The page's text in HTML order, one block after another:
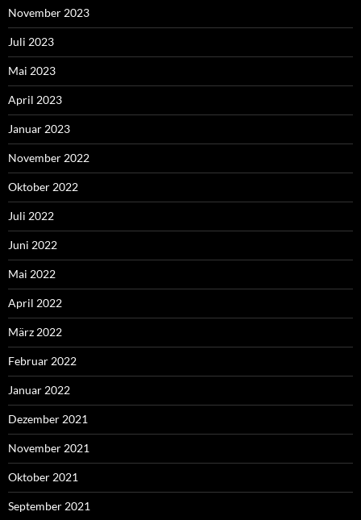
November 2023
Juli 2023
Mai 2023
April 2023
Januar 2023
November 2022
Oktober 2022
Juli 2022
Juni 2022
Mai 2022
April 2022
März 2022
Februar 2022
Januar 2022
Dezember 2021
November 2021
Oktober 2021
September 2021